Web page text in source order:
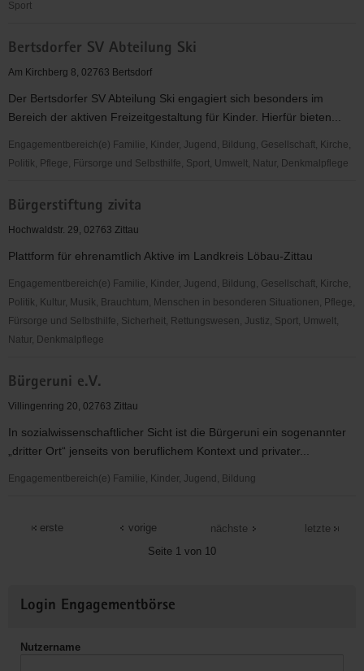
Sport
Helferkreis
Zittau
Bertsdorfer SV Abteilung Ski
Am Kirchberg 8, 02763 Bertsdorf
Der Bertsdorfer SV Abteilung Ski engagiert sich besonders im
Bereich der aktiven Freizeitgestaltung für Kinder. Hierfür bieten...
Engagementbereich(e) Familie, Kinder, Jugend, Bildung, Gesellschaft, Kirche,
Politik, Pflege, Fürsorge und Selbsthilfe, Sport, Umwelt, Natur, Denkmalpflege
SV
Abteilung
Bürgerstiftung zivita
Hochwaldstr. 29, 02763 Zittau
Plattform für ehrenamtlich Aktive im Landkreis Löbau-Zittau
Engagementbereich(e) Familie, Kinder, Jugend, Bildung, Gesellschaft, Kirche,
Politik, Kultur, Musik, Brauchtum, Menschen in besonderen Situationen, Pflege,
Fürsorge und Selbsthilfe, Sicherheit, Rettungswesen, Justiz, Sport, Umwelt,
Natur, Denkmalpflege
zivita
Bürgeruni e.V.
Villingenring 20, 02763 Zittau
In sozialwissenschaftlicher Sicht ist die Bürgeruni ein sogenannter
„dritter Ort“ jenseits von beruflichem Kontext und privater...
Engagementbereich(e) Familie, Kinder, Jugend, Bildung
erste
vorige
Seite 1 von 10
nächste letzte
Informationen
Login Engagementbörse
Nutzername